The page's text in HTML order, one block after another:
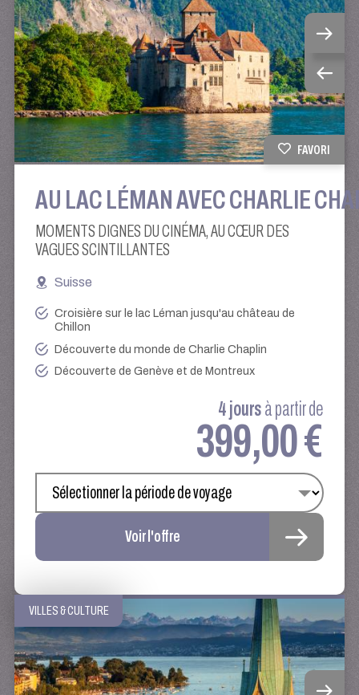
FAVORI
AU LAC LÉMAN AVEC CHARLIE
MOMENTS DIGNES DU CINÉMA, AU CŒUR DES
VAGUES SCINTILLANTES
Suisse
Croisière sur le lac Léman jusqu'au château de
Chillon
Découverte du monde de Charlie Chaplin
Découverte de Genève et de Montreux
4 joursà partir de
399,00 €
Voir l'offre
VILLES & CULTURE